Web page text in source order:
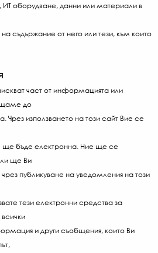
ИТ оборудване, данни или материали в
на съдържание от него или тези, към които
част от информацията или
до
използването на този сайт Вие се
ще бъде електронна. Ние ще се
ще Ви
публикуване на уведомления на този
тези електронни средства за
и други съобщения, които Ви